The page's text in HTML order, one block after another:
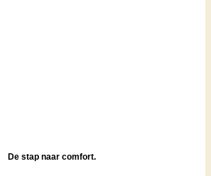
De stap naar comfort.